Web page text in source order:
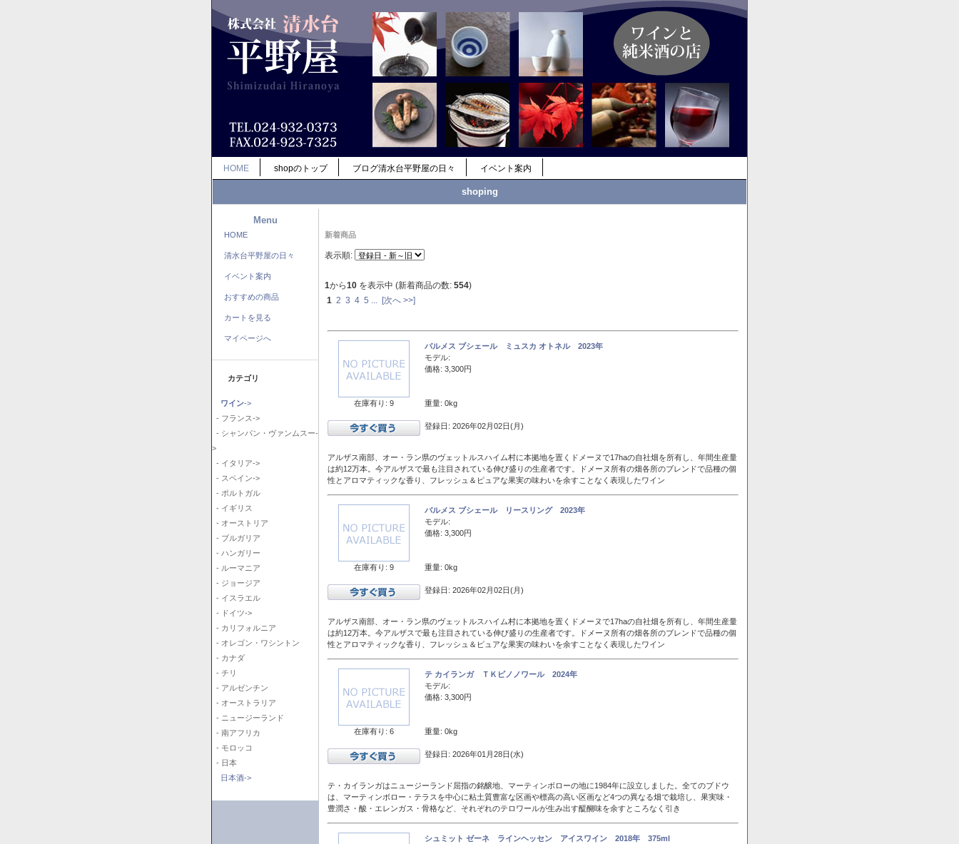
HOME shopのトップ ブログ清水台平野屋の日々 イベント案内
shoping
Menu
HOME
清水台平野屋の日々
イベント案内
おすすめの商品
カートを見る
マイページへ
カテゴリ
ワイン->
- フランス->
- シャンパン・ヴァンムスー-
>
- イタリア->
- スペイン->
- ポルトガル
- イギリス
- オーストリア
- ブルガリア
- ハンガリー
- ルーマニア
- ジョージア
- イスラエル
- ドイツ->
- カリフォルニア
- オレゴン・ワシントン
- カナダ
- チリ
- アルゼンチン
- オーストラリア
- ニュージーランド
- 南アフリカ
- モロッコ
- 日本
日本酒->
新着商品
表示順:
1から10 を表示中 (新着商品の数: 554)
1 2 3 4 5 [次へ >>]
在庫有り: 9
バルメス ブシェール ミュスカ オトネル 2023年
モデル:
価格: 3,300円
重量: 0kg
登録日: 2026年02月02日(月)
アルザス南部、オー・ラン県のヴェットルスハイム村に本拠地を置くドメーヌで17haの自社畑を所有し、年間生産量
は約12万本。今アルザスで最も注目されている伸び盛りの生産者です。ドメーヌ所有の畑各所のブレンドで品種の個
性とアロマティックな香り、フレッシュ＆ピュアな果実の味わいを余すことなく表現したワイン
在庫有り: 9
バルメス ブシェール リースリング 2023年
モデル:
価格: 3,300円
重量: 0kg
登録日: 2026年02月02日(月)
アルザス南部、オー・ラン県のヴェットルスハイム村に本拠地を置くドメーヌで17haの自社畑を所有し、年間生産量
は約12万本。今アルザスで最も注目されている伸び盛りの生産者です。ドメーヌ所有の畑各所のブレンドで品種の個
性とアロマティックな香り、フレッシュ＆ピュアな果実の味わいを余すことなく表現したワイン
在庫有り: 6
テ カイランガ ＴＫピノノワール 2024年
モデル:
価格: 3,300円
重量: 0kg
登録日: 2026年01月28日(水)
テ・カイランガはニュージーランド屈指の銘醸地、マーティンボローの地に1984年に設立しました。全てのブドウ
は、マーティンボロー・テラスを中心に粘土質豊富な区画や標高の高い区画など4つの異なる畑で栽培し、果実味・
豊潤さ・酸・エレンガス・骨格など、それぞれのテロワールが生み出す醍醐味を余すところなく引き
シュミット ゼーネ ラインヘッセン アイスワイン 2018年 375ml